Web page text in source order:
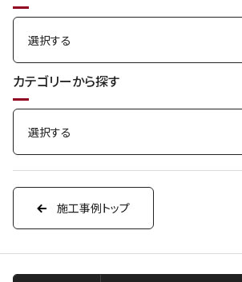
カテゴリーから探す
施工事例トップ